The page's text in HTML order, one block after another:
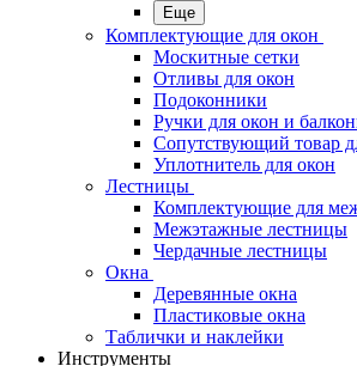
Еще
Комплектующие для окон
Москитные сетки
Отливы для окон
Подоконники
Ручки для окон и
Сопутствующий товар
Уплотнитель для окон
Лестницы
Комплектующие для
Межэтажные лестницы
Чердачные лестницы
Окна
Деревянные окна
Пластиковые окна
Таблички и наклейки
Инструменты